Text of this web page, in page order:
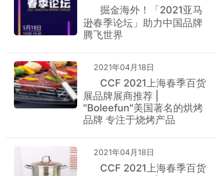
掘金海外！「2021亚马
逊春季论坛」助力中国品牌
腾飞世界
2021年04月18日
CCF 2021上海春季百货
展品牌展商推荐 |
"Boleefun"美国著名的烘烤
品牌 专注于烧烤产品
2021年04月18日
CCF 2021上海春季百货